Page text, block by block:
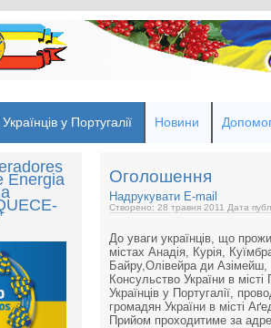
у Португалії Новини
Energia Оголошення
Надрукувати E-mail
Створено: 28 травня 2011 Дата
До уваги українців, що
містах Анадія, Курія,
Байру,Олівейра ди
Консульство України в
Українців у Португалії,
громадян України в місті
Прийом проходитиме за